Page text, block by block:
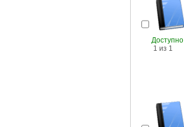
Доступно
1 из 1